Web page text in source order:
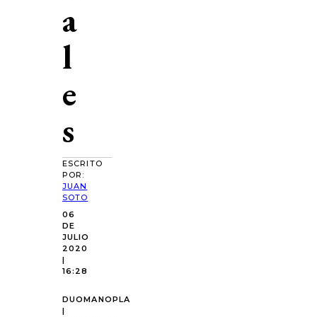
a
l
e
s
ESCRITO
POR:
JUAN
SOTO
06
DE
JULIO
2020
|
16:28
DUOMANOPLA
|